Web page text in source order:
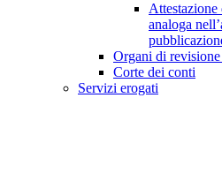
analoga
Organi di
Corte dei conti
Servizi erogati